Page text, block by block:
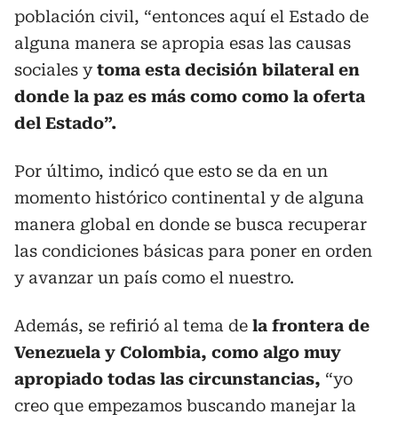
población civil, “entonces aquí el Estado de
alguna manera se apropia esas las causas
sociales ytoma esta decisión bilateral en
donde la paz es más como como la oferta
del Estado”.
Por último, indicó que esto se da en un
momento histórico continental y de alguna
manera global en donde se busca recuperar
las condiciones básicas para poner en orden
y avanzar un país como el nuestro.
Además, se refirió al tema de la frontera de
Venezuela y Colombia, como algo muy
apropiado todas las circunstancias, “yo
creo que empezamos buscando manejar la